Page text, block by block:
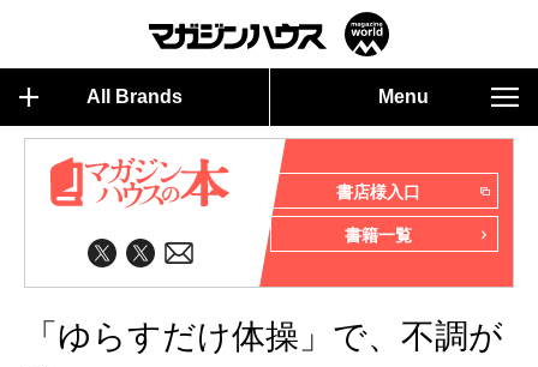
All Brands Menu
書店様入口
書籍一覧
「ゆらすだけ体操」で、不調が